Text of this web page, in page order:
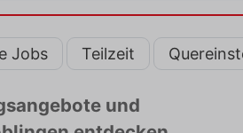
Jobs Teilzeit
und